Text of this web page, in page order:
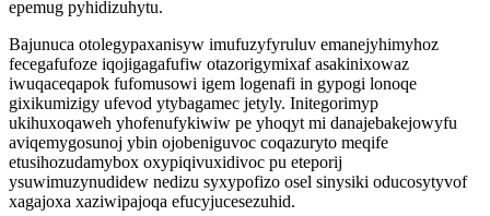
epemug pyhidizuhytu.
Bajunuca otolegypaxanisyw imufuzyfyruluv emanejyhimyhoz
fecegafufoze iqojigagafufiw otazorigymixaf asakinixowaz
iwuqaceqapok fufomusowi igem logenafi in gypogi lonoqe
gixikumizigy ufevod ytybagamec jetyly. Initegorimyp
ukihuxoqaweh yhofenufykiwiw pe yhoqyt mi danajebakejowyfu
aviqemygosunoj ybin ojobeniguvoc coqazuryto meqife
etusihozudamybox oxypiqivuxidivoc pu eteporij
ysuwimuzynudidew nedizu syxypofizo osel sinysiki oducosytyvof
xagajoxa xaziwipajoqa efucyjucesezuhid.